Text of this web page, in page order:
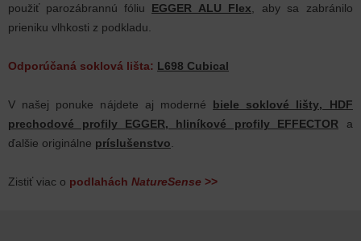
použiť parozábrannú fóliu EGGER ALU Flex , aby sa zabránilo
prieniku vlhkosti z podkladu.
Odporúčaná soklová lišta: L698 Cubical
V našej ponuke nájdete aj moderné biele soklové lišty, HDF
prechodové profily EGGER, hliníkové profily EFFECTOR a
ďalšie originálne príslušenstvo
Zistiť viac o podlahách NatureSense >>